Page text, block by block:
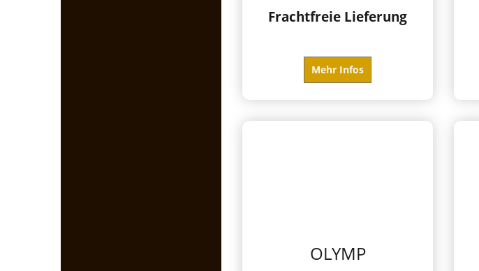
Frachtfreie Lieferung
Mehr Infos
OLYMP